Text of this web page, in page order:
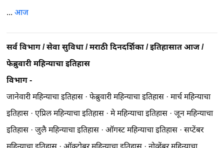
...आज
सर्व विभाग /सेवा सुविधा /मराठी दिनदर्शिका /इतिहासात आज/
फेब्रुवारी महिन्याचा इतिहास
विभाग -
जानेवारी महिन्याचा इतिहास ·फेब्रुवारी महिन्याचा इतिहास ·मार्च महिन्याचा
इतिहास ·एप्रिल महिन्याचा इतिहास ·मे महिन्याचा इतिहास ·जून महिन्याचा
इतिहास ·जुलै महिन्याचा इतिहास ·ऑगस्ट महिन्याचा इतिहास ·सप्टेंबर
महिन्याचा इतिहास ·ऑक्टोबर महिन्याचा इतिहास ·नोव्हेंबर महिन्याचा